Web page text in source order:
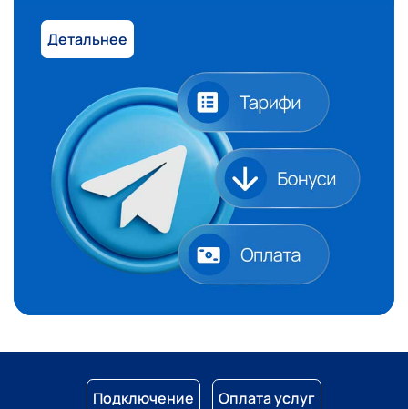
Детальнее
Подключение Оплата услуг